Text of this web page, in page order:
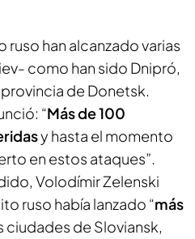
han alcanzado varias
como han sido Dnipró,
provincia de Donetsk.
“Más de 100
y hasta el momento
en estos ataques”.
Volodímir Zelenski
ruso había lanzado “más
ciudades de Sloviansk,